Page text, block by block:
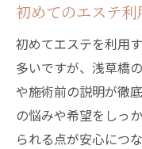
エステで
浅草橋エス
理想の自
効果を高める
エステの効
初めてのエステ
初めてエステを利用
多いですが、浅草橋
や施術前の説明が徹
の悩みや希望をしっ
られる点が安心につ